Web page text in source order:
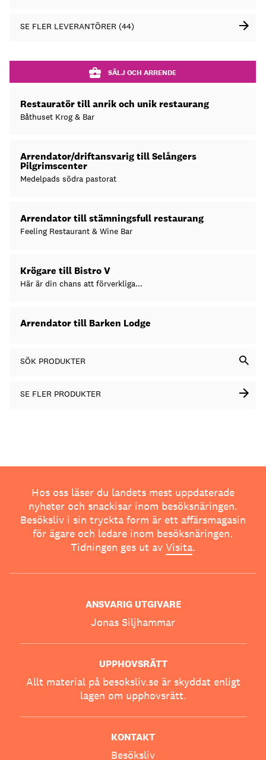
SE FLER LEVERANTÖRER (44)
SÄLJ OCH ARRENDE
Restauratör till anrik och unik restaurang
Båthuset Krog & Bar
Arrendator/driftansvarig till Selångers
Pilgrimscenter
Medelpads södra pastorat
Arrendator till stämningsfull restaurang
Feeling Restaurant & Wine Bar
Krögare till Bistro V
Här är din chans att förverkliga...
Arrendator till Barken Lodge
SÖK PRODUKTER
SE FLER PRODUKTER
Hos oss läser du landets mest uppdaterade
nyheter och snackisar inom besöksnäringen.
Besöksliv i sin tryckta form är ett affärsmagasin
för ägare och ledare inom besöksnäringen.
Tidningen ges ut av Visita.
ANSVARIG UTGIVARE
Jonas Siljhammar
UPPHOVSRÄTT
Allt material på besoksliv.se är skyddat enligt
lagen om upphovsrätt.
KONTAKT
Besöksliv